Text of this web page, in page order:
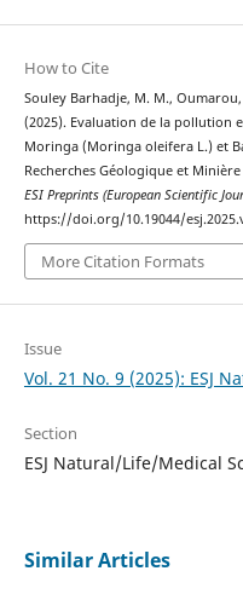
How to Cite
Souley Barhadje, M. M., Oumarou,
(2025). Evaluation de la pollution
Moringa (Moringa oleifera L.) et
Recherches Géologique et
ESI Preprints (European Scientific
https://doi.org/10.19044/
More Citation Formats
Issue
Vol. 21 No. 9 (2025): ESJ
Section
ESJ Natural/Life/Medical
Similar Articles